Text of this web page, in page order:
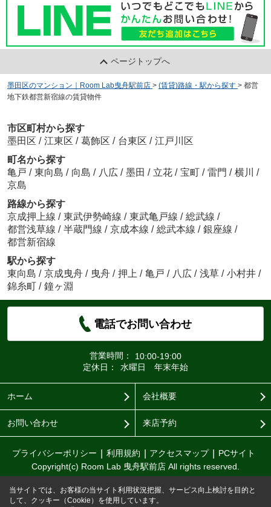
ページトップへ
墨田区のマンション｜Room Lab曳舟駅前店 > (賃貸)路線・駅から探す > 都営
地下鉄都営新宿線の賃貸物件
市区町村から探す
墨田区 / 江東区 / 葛飾区 / 台東区 / 江戸川区
町名から探す
亀戸 / 東向島 / 向島 / 八広 / 墨田 / 立花 / 宝町 / 雷門 / 横川 /
京島
路線から探す
京成押上線 / 東武伊勢崎線 / 東武亀戸線 / 総武線 /
都営浅草線 / 半蔵門線 / 京成本線 / 総武本線 / 銀座線 /
都営新宿線
駅から探す
東向島 / 京成曳舟 / 曳舟 / 押上 / 亀戸 / 八広 / 浅草 / 小村井 /
錦糸町 / 鐘ヶ淵
電話でお問い合わせ
営業時間：
10:00-19:00
定休日：
水曜日 年末年始
ホーム 会社概要
お問い合わせ 来店予約
プライバシーポリシー 利用規約 アクセスマップ
PCサイト
Copyright(c) Room Lab 曳舟駅前店 All rights reserved.
当サイトでは、お客様の当サイト利用状況把握、サービス向上検討を目的と
して、クッキー（Cookie）を使用しています。